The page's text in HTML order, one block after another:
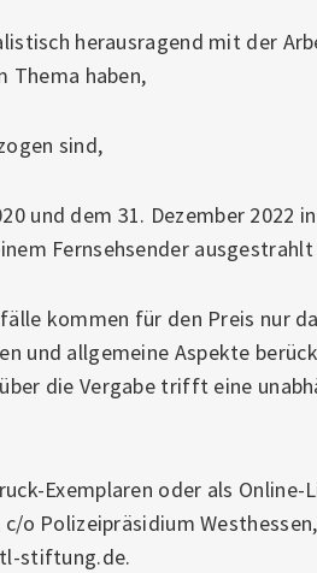
herausragend mit der
Thema haben,
sind,
und dem 31. Dezember
Fernsehsender
kommen für den Preis nur
und allgemeine Aspekte
die Vergabe trifft eine
Exemplaren oder als
o Polizeipräsidium
stiftung.de.